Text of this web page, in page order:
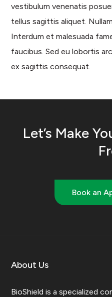
vestibulum venenatis
tellus sagittis aliquet.
Interdum et malesuada
faucibus. Sed eu lobortis
ex sagittis consequat.
Let’s Make
Book an
About Us
BioShield is a specialized